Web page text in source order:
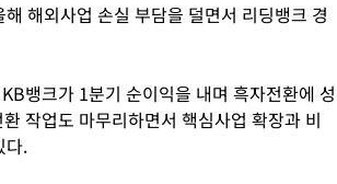
해외사업 손실 부담을 덜면서 리딩뱅크 경
뱅크가 1분기 순이익을 내며 흑자전환에 성
작업도 마무리하면서 핵심사업 확장과 비
다.